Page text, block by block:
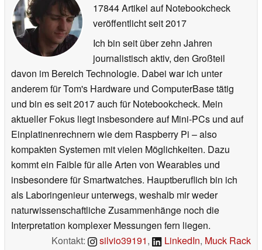
17844 Artikel auf Notebookcheck
veröffentlichtseit 2017
Ich bin seit über zehn Jahren
journalistisch aktiv, den Großteil
davon im Bereich Technologie. Dabei war ich unter
anderem für Tom's Hardware und ComputerBase tätig
und bin es seit 2017 auch für Notebookcheck. Mein
aktueller Fokus liegt insbesondere auf Mini-PCs und auf
Einplatinenrechnern wie dem Raspberry Pi – also
kompakten Systemen mit vielen Möglichkeiten. Dazu
kommt ein Faible für alle Arten von Wearables und
insbesondere für Smartwatches. Hauptberuflich bin ich
als Laboringenieur unterwegs, weshalb mir weder
naturwissenschaftliche Zusammenhänge noch die
Interpretation komplexer Messungen fern liegen.
Kontakt:
silvio39191, LinkedIn, Muck Rack